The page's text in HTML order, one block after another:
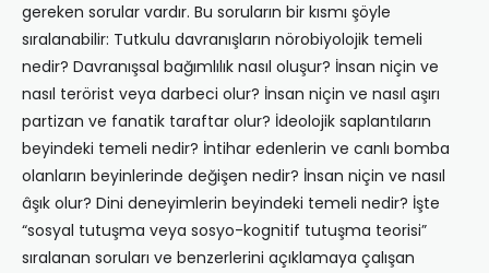
gereken sorular vardır. Bu soruların bir kısmı şöyle
sıralanabilir: Tutkulu davranışların nörobiyolojik temeli
nedir? Davranışsal bağımlılık nasıl oluşur? İnsan niçin ve
nasıl terörist veya darbeci olur? İnsan niçin ve nasıl aşırı
partizan ve fanatik taraftar olur? İdeolojik saplantıların
beyindeki temeli nedir? İntihar edenlerin ve canlı bomba
olanların beyinlerinde değişen nedir? İnsan niçin ve nasıl
âşık olur? Dini deneyimlerin beyindeki temeli nedir? İşte
“sosyal tutuşma veya sosyo-kognitif tutuşma teorisi”
sıralanan soruları ve benzerlerini açıklamaya çalışan